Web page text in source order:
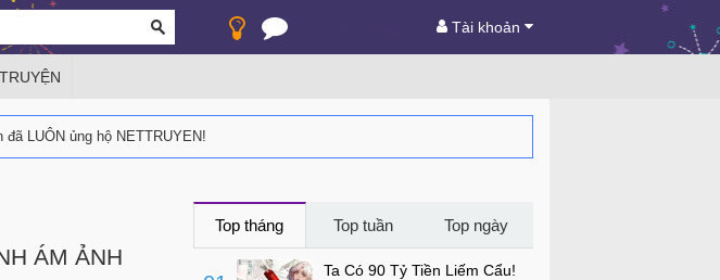
Tài khoản
LUÔN ủng hộ NETTRUYEN!
ÁM ẢNH
Top tháng Top tuần Top ngày
Ta Có 90 Tỷ Tiền Liếm Cẩu!